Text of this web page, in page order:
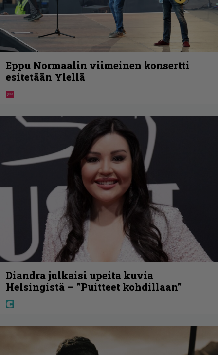
Eppu Normaalin viimeinen konsertti
esitetään Ylellä
Diandra julkaisi upeita kuvia
Helsingistä – ”Puitteet kohdillaan”